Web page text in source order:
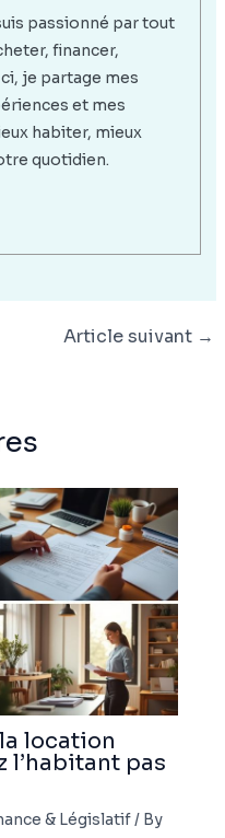
passionné par tout
financer,
je partage mes
et mes
habiter, mieux
quotidien.
Article suivant →
location
l’habitant pas
& Législatif/ By